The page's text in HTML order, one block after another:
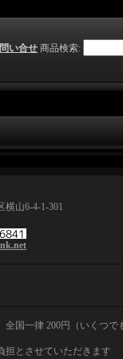
い合せ 商品検索:
横山6-4-1-301
国一律 200円（いくつで
担とさせていただきます